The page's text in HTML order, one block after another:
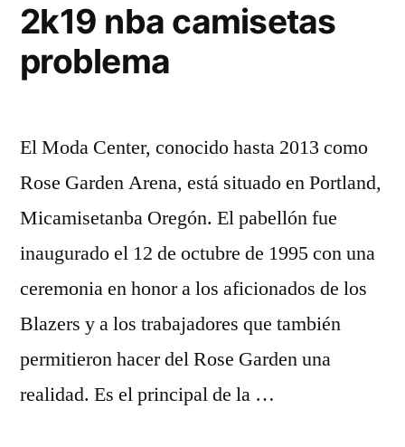
2k19 nba camisetas
problema
El Moda Center, conocido hasta 2013 como
Rose Garden Arena, está situado en Portland,
Micamisetanba Oregón. El pabellón fue
inaugurado el 12 de octubre de 1995 con una
ceremonia en honor a los aficionados de los
Blazers y a los trabajadores que también
permitieron hacer del Rose Garden una
realidad. Es el principal de la …